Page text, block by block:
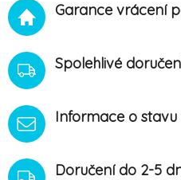
pomáhá uzamykat v
pokožce její přirozenou
a hydratovanou. Vysoce
účinné složení se snadno
Garance vrácení
Spolehlivé
Informace o
Doručení do 2-5